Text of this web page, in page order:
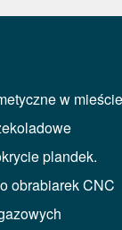
w mieście
plandek.
obrabiarek CNC